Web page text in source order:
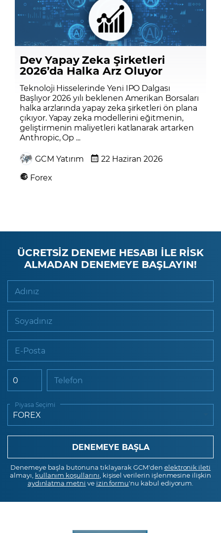
Dev Yapay Zeka Şirketleri
2026’da Halka Arz Oluyor
Teknoloji Hisselerinde Yeni IPO Dalgası
Başlıyor 2026 yılı beklenen Amerikan Borsaları
halka arzlarında yapay zeka şirketleri ön plana
çıkıyor. Yapay zeka modellerini eğitmenin,
geliştirmenin maliyetleri katlanarak artarken
Anthropic, Op ...
GCM Yatırım
22 Haziran 2026
Forex
ÜCRETSİZ DENEME HESABI İLE RİSK
ALMADAN DENEMEYE BAŞLAYIN!
Adınız
Soyadınız
E-Posta
Telefon
Piyasa Seçimi
Denemeye başla butonuna tıklayarak GCM'den elektronik ileti
almayı, kullanım koşullarını , kişisel verilerin işlenmesine ilişkin
aydınlatma metni ve izin formu'nu kabul ediyorum.